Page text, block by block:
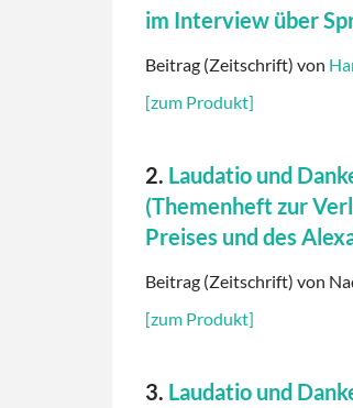
im Interview über
Beitrag (Zeitschrift) von
[zum Produkt]
2. Laudatio und
(Themenheft zur
Preises und des
Beitrag (Zeitschrift) von
[zum Produkt]
3. Laudatio und